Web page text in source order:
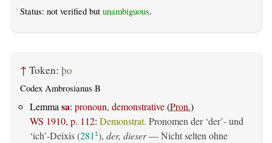
Status: not verified but unambiguous.
↑ Token: þo
Codex Ambrosianus B
Lemma sa: pronoun, demonstrative(Pron.)
WS 1910, p. 112: Demonstrat. Pronomen der ‘der’- und
‘ich’-Deixis (281 1), der, dieser— Nicht selten ohne